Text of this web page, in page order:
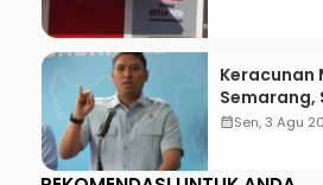
Keracunan
Semarang,
Harus
calendar_monthSen, 3 Agu